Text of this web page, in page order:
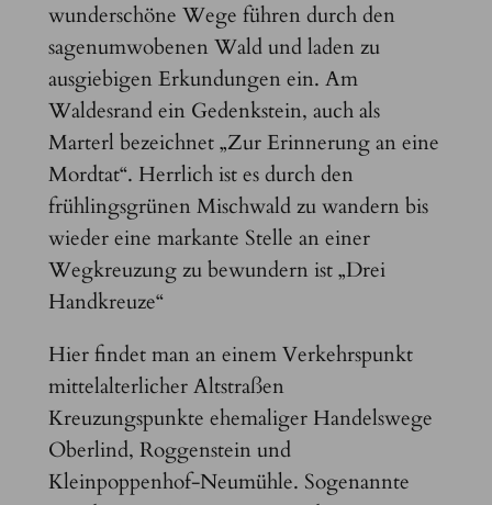
wunderschöne Wege führen durch den
sagenumwobenen Wald und laden zu
ausgiebigen Erkundungen ein. Am
Waldesrand ein Gedenkstein, auch als
Marterl bezeichnet „Zur Erinnerung an eine
Mordtat“. Herrlich ist es durch den
frühlingsgrünen Mischwald zu wandern bis
wieder eine markante Stelle an einer
Wegkreuzung zu bewundern ist „Drei
Handkreuze“
Hier findet man an einem Verkehrspunkt
mittelalterlicher Altstraßen
Kreuzungspunkte ehemaliger Handelswege
Oberlind, Roggenstein und
Kleinpoppenhof-Neumühle. Sogenannte